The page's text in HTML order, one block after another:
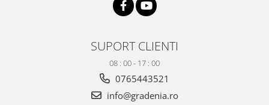
Produse pentru constructiiSUPORT CLIENTI
08 : 00 - 17 : 00
0765443521
info@gradenia.ro